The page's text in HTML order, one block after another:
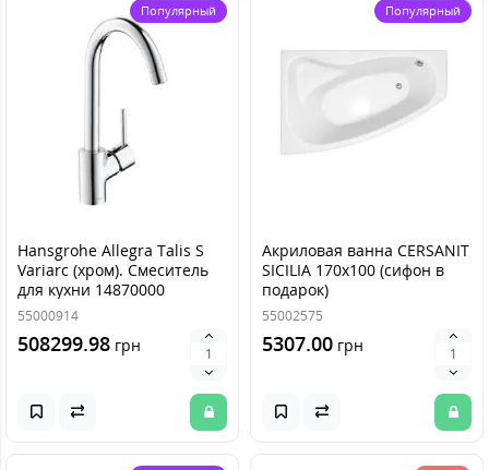
Популярный
Hansgrohe Allegra Talis S
Variarc (хром). Смеситель
для кухни 14870000
55000914
508299.98 грн
Популярный
Акриловая ванна CERSANIT
SICILIA 170x100 (сифон в
подарок)
55002575
5307.00 грн